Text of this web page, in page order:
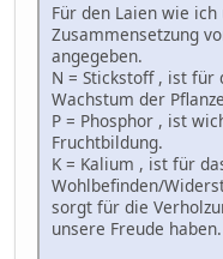
Für den Laien wie
Zusammensetzung
angegeben.
N = Stickstoff , ist für
Wachstum der
P = Phosphor , ist
Fruchtbildung.
K = Kalium , ist für
Wohlbefinden/
sorgt für die
unsere Freude haben.